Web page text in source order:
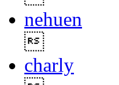
nehuen
charly